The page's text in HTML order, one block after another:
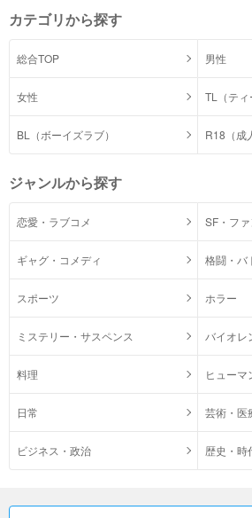
カテゴリから探す
総合TOP 男性
女性 TL（ティ
BL（ボーイズラブ） R18（成
ジャンルから探す
恋愛・ラブコメ SF・フ
ギャグ・コメディ 格闘・バ
スポーツ ホラー
ミステリー・サスペンス バイオレ
料理 ヒューマ
日常 芸術・医
ビジネス・政治 歴史・時